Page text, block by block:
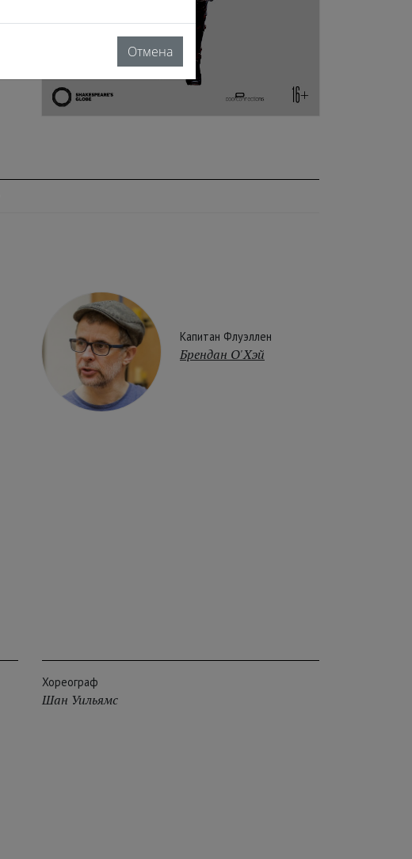
Капитан Флуэллен
Брендан О'Хэй
Хореограф
Шан Уильямс
Отмена